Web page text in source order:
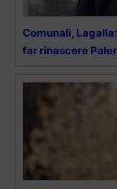
Comunali,
far rinascere